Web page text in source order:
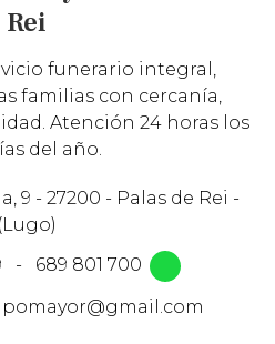
Rei
funerario integral,
familias con cercanía,
Atención 24 horas los
del año.
9 - 27200 - Palas de Rei -
(Lugo)
-
689 801 700